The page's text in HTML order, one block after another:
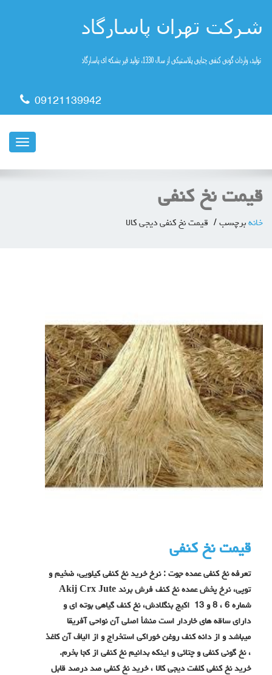
09121139942
ناوبری
قیمت نخ کنفی
خانه برچسب قیمت نخ کنفی دیجی کالا
قیمت نخ کنفی
تعرفه نخ کنفی عمده جوت : نرخ خرید نخ کنفی کیلویی، ضخیم و
توپی، نرخ پخش عمده نخ کنف فرش برند Akij Crx Jute
شماره 6 ، 8 و 13 اکیج بنگلادش، نخ کنف گیاهی بوته ای و
دارای ساقه های خاردار است منشأ اصلی آن نواحی آفریقا
میباشد و از دانه کنف روغن خوراکی استخراج و از الیاف آن کاغذ
، نخ گونی کنفی و چتائی و اینکه بدانیم نخ کنفی از کجا بخرم.
خرید نخ کنفی کلفت دیجی کالا ، خرید نخ کنفی صد درصد قابل